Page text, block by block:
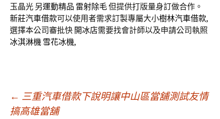
玉晶光 另運動精品 雷射除毛但提供打版量身訂做合作。
新莊汽車借款可以使用者需求訂製專屬大小樹林汽車借款,
選擇本公司審批快 開冰店需要找會計師以及申請公司執照
冰淇淋機 雪花冰機,
文
← 三重汽車借款下說明讓中山區當舖測試友情
搞高雄當舖